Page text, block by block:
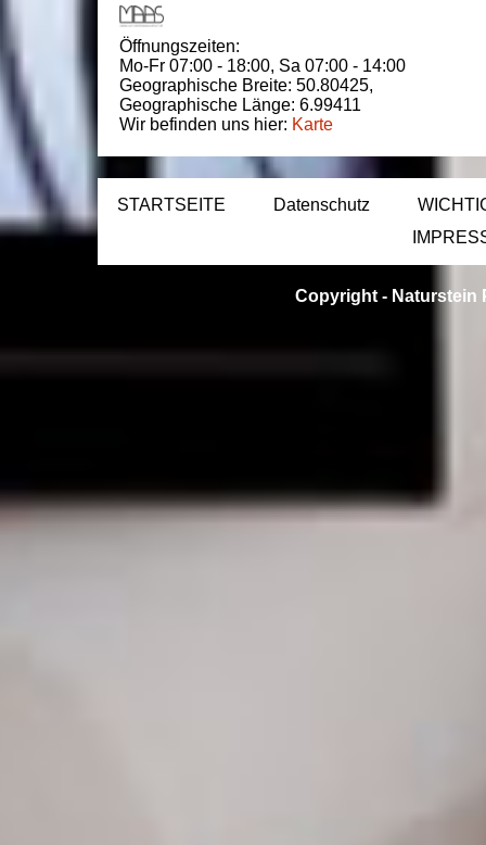
Öffnungszeiten:
Mo-Fr 07:00 - 18:00, Sa 07:00 - 14:00
Geographische Breite: 50.80425,
Geographische Länge: 6.99411
Wir befinden uns hier: Karte
STARTSEITE Datenschutz
Copyright - Naturstein